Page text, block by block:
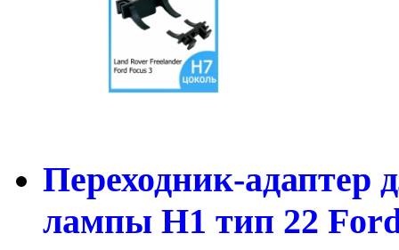
Переходник-адаптер
лампы H1 тип 22